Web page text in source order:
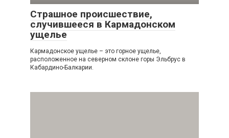
Страшное происшествие,
случившееся в Кармадонском
ущелье
Кармадонское ущелье – это горное ущелье,
расположенное на северном склоне горы Эльбрус в
Кабардино-Балкарии.